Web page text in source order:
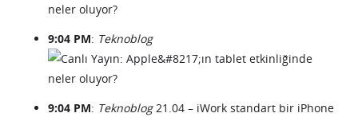
9:04 PM: Teknoblog
9:04 PM: Teknoblog21.04 – iWork standart bir iPhone